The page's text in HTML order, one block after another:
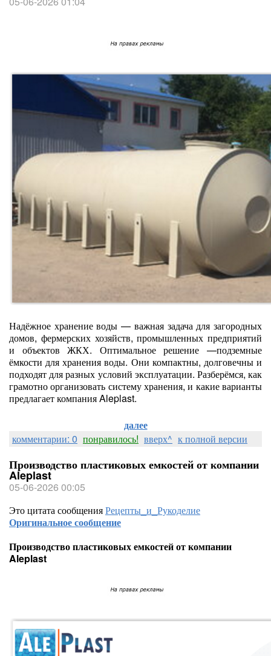
Надёжное хранение воды — важная задача для загородных
домов, фермерских хозяйств, промышленных предприятий
и объектов ЖКХ. Оптимальное решение —подземные
ёмкости для хранения воды. Они компактны, долговечны и
подходят для разных условий эксплуатации. Разберёмся, как
грамотно организовать систему хранения, и какие варианты
предлагает компания Aleplast.
далее
комментарии: 0 понравилось! вверх^ к полной версии
Производство пластиковых емкостей от компании
Aleplast
05-06-2026 00:05
Это цитата сообщенияРецепты_и_Рукоделие
Оригинальное сообщение
Производство пластиковых емкостей от компании
Aleplast